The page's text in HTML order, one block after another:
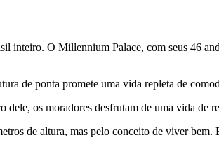
inteiro. O Millennium Palace, com seus 46
de ponta promete uma vida repleta de
os moradores desfrutam de uma vida de
de altura, mas pelo conceito de viver bem.